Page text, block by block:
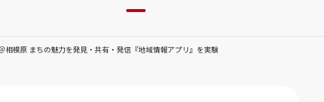
相模原 まちの魅力を発見・共有・発信『地域情報アプリ』を実験